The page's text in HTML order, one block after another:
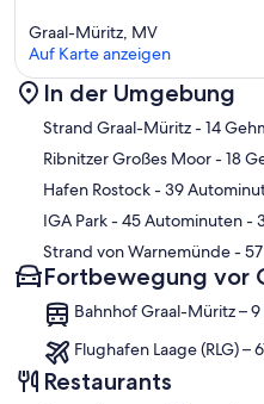
Graal-Müritz, MV
Auf Karte anzeigen
In der Umgebung
Strand Graal-Müritz- 14
Ribnitzer Großes Moor- 18
Hafen Rostock- 39
IGA Park- 45 Autominuten-
Strand von Warnemünde-
Fortbewegung vor
Bahnhof Graal-Müritz –
Flughafen Laage (RLG) –
Restaurants